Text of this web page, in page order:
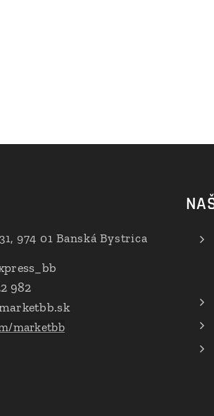
974 01 Banská Bystrica
982
marketbb